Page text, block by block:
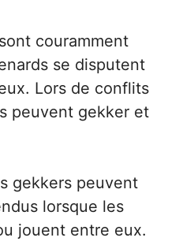
couramment
se disputent
Lors de conflits
peuvent gekker et
gekkers peuvent
lorsque les
jouent entre eux.